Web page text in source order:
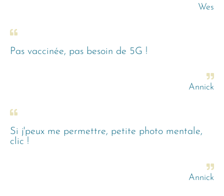
Wes
Pas vaccinée, pas besoin de 5G !
Annick
Si j'peux me permettre, petite photo mentale,
clic !
Annick